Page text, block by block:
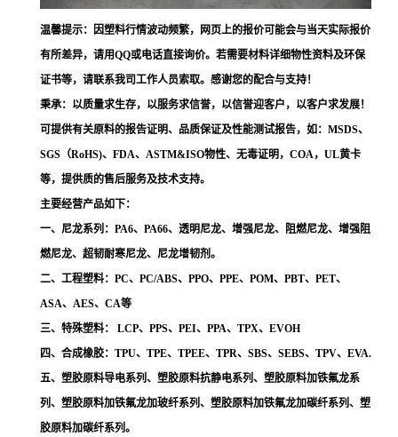
温馨提示：因塑料行情波动频繁，网页上的报价可能会与当天实际报价
有所差异，请用QQ或电话直接询价。若需要材料详细物性资料及环保
证书等，请联系我司工作人员索取。感谢您的配合与支持！
秉承：以质量求生存，以服务求信誉，以信誉迎客户，以客户求发展！
可提供有关原料的报告证明、品质保证及性能测试报告，如：MSDS、
SGS（RoHS)、FDA、ASTM&ISO物性、无毒证明，COA，UL黄卡
等，提供质的售后服务及技术支持。
主要经营产品如下：
一、尼龙系列：PA6、PA66、透明尼龙、增强尼龙、阻燃尼龙、增强阻
燃尼龙、超韧耐寒尼龙、尼龙增韧剂。
二、工程塑料：PC、PC/ABS、PPO、PPE、POM、PBT、PET、
ASA、AES、CA等
三、特殊塑料： LCP、PPS、PEI、PPA、TPX、EVOH
四、合成橡胶：TPU、TPE、TPEE、TPR、SBS、SEBS、TPV、EVA.
五、塑胶原料导电系列、塑胶原料抗静电系列、塑胶原料加铁氟龙系
列、塑胶原料加铁氟龙加玻纤系列、塑胶原料加铁氟龙加碳纤系列、塑
胶原料加碳纤系列。